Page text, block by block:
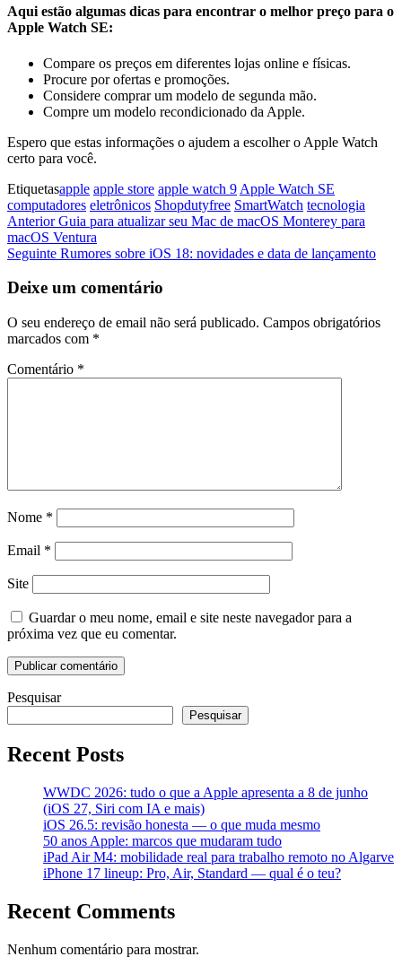
Aqui estão algumas dicas para encontrar o melhor preço para o
Apple Watch SE:
Compare os preços em diferentes lojas online e físicas.
Procure por ofertas e promoções.
Considere comprar um modelo de segunda mão.
Compre um modelo recondicionado da Apple.
Espero que estas informações o ajudem a escolher o Apple Watch
certo para você.
Etiquetasapple apple store apple watch 9 Apple Watch SE
computadores eletrônicos Shopdutyfree SmartWatch tecnologia
Navegação
de
Artigo
anterior
Anterior Guia para atualizar seu Mac de macOS Monterey para
macOS Ventura
Artigo
Seguinte Rumores sobre iOS 18: novidades e data de lançamento
Deixe um comentário
O seu endereço de email não será publicado. Campos obrigatórios
marcados com *
Comentário *
Nome *
Email *
Site
Guardar o meu nome, email e site neste navegador para a
próxima vez que eu comentar.
Pesquisar
Pesquisar
Recent Posts
WWDC 2026: tudo o que a Apple apresenta a 8 de junho
(iOS 27, Siri com IA e mais)
iOS 26.5: revisão honesta — o que muda mesmo
50 anos Apple: marcos que mudaram tudo
iPad Air M4: mobilidade real para trabalho remoto no Algarve
iPhone 17 lineup: Pro, Air, Standard — qual é o teu?
Recent Comments
Nenhum comentário para mostrar.